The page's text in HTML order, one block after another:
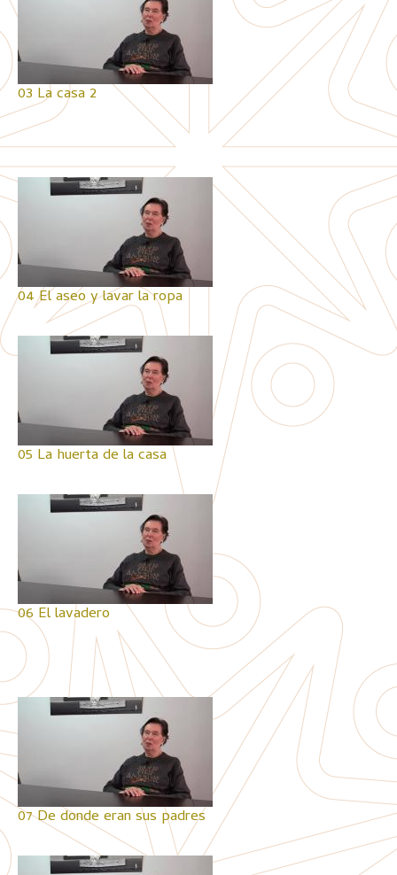
03 La casa 2
04 El aseo y lavar la ropa
05 La huerta de la casa
06 El lavadero
07 De donde eran sus padres